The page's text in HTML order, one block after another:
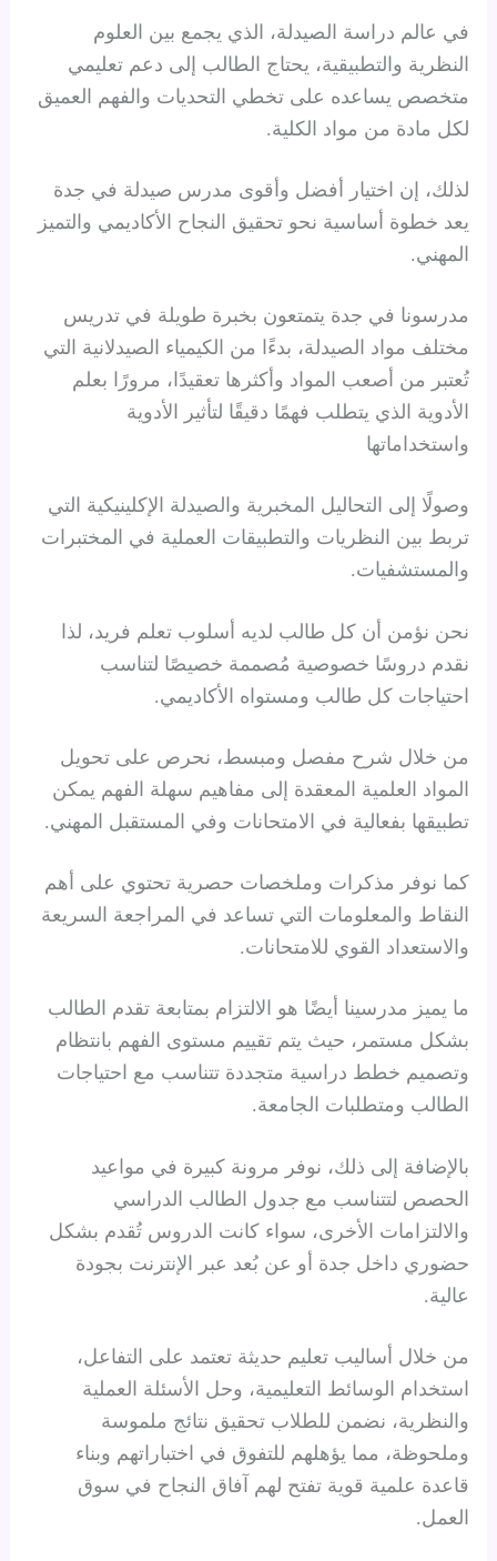
في عالم دراسة الصيدلة، الذي يجمع بين العلوم
النظرية والتطبيقية، يحتاج الطالب إلى دعم تعليمي
متخصص يساعده على تخطي التحديات والفهم العميق
لكل مادة من مواد الكلية.
لذلك، إن اختيار أفضل وأقوى مدرس صيدلة في جدة
يعد خطوة أساسية نحو تحقيق النجاح الأكاديمي والتميز
المهني.
مدرسونا في جدة يتمتعون بخبرة طويلة في تدريس
مختلف مواد الصيدلة، بدءًا من الكيمياء الصيدلانية التي
تُعتبر من أصعب المواد وأكثرها تعقيدًا، مرورًا بعلم
الأدوية الذي يتطلب فهمًا دقيقًا لتأثير الأدوية
واستخداماتها
وصولًا إلى التحاليل المخبرية والصيدلة الإكلينيكية التي
تربط بين النظريات والتطبيقات العملية في المختبرات
والمستشفيات.
نحن نؤمن أن كل طالب لديه أسلوب تعلم فريد، لذا
نقدم دروسًا خصوصية مُصممة خصيصًا لتناسب
احتياجات كل طالب ومستواه الأكاديمي.
من خلال شرح مفصل ومبسط، نحرص على تحويل
المواد العلمية المعقدة إلى مفاهيم سهلة الفهم يمكن
تطبيقها بفعالية في الامتحانات وفي المستقبل المهني.
كما نوفر مذكرات وملخصات حصرية تحتوي على أهم
النقاط والمعلومات التي تساعد في المراجعة السريعة
والاستعداد القوي للامتحانات.
ما يميز مدرسينا أيضًا هو الالتزام بمتابعة تقدم الطالب
بشكل مستمر، حيث يتم تقييم مستوى الفهم بانتظام
وتصميم خطط دراسية متجددة تتناسب مع احتياجات
الطالب ومتطلبات الجامعة.
بالإضافة إلى ذلك، نوفر مرونة كبيرة في مواعيد
الحصص لتتناسب مع جدول الطالب الدراسي
والالتزامات الأخرى، سواء كانت الدروس تُقدم بشكل
حضوري داخل جدة أو عن بُعد عبر الإنترنت بجودة
عالية.
من خلال أساليب تعليم حديثة تعتمد على التفاعل،
استخدام الوسائط التعليمية، وحل الأسئلة العملية
والنظرية، نضمن للطلاب تحقيق نتائج ملموسة
وملحوظة، مما يؤهلهم للتفوق في اختباراتهم وبناء
قاعدة علمية قوية تفتح لهم آفاق النجاح في سوق
العمل.